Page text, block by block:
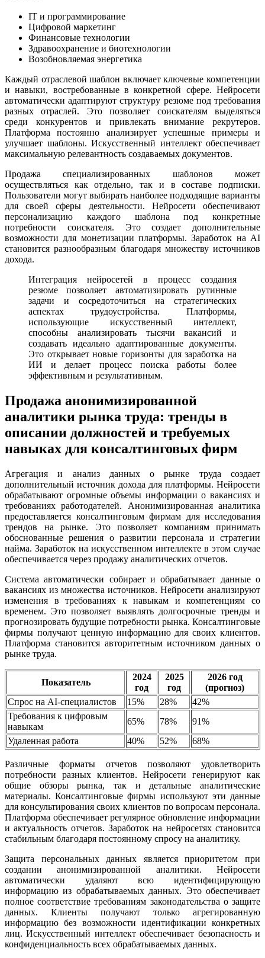
IT и программирование
Цифровой маркетинг
Финансовые технологии
Здравоохранение и биотехнологии
Возобновляемая энергетика
Каждый отраслевой шаблон включает ключевые компетенции
и навыки, востребованные в конкретной сфере. Нейросети
автоматически адаптируют структуру резюме под требования
разных отраслей. Это позволяет соискателям выделяться
среди конкурентов и привлекать внимание рекрутеров.
Платформа постоянно анализирует успешные примеры и
улучшает шаблоны. Искусственный интеллект обеспечивает
максимальную релевантность создаваемых документов.
Продажа специализированных шаблонов может
осуществляться как отдельно, так и в составе подписки.
Пользователи могут выбирать наиболее подходящие варианты
для своей сферы деятельности. Нейросети обеспечивают
персонализацию каждого шаблона под конкретные
потребности соискателя. Это создает дополнительные
возможности для монетизации платформы. Заработок на AI
становится разнообразным благодаря множеству источников
дохода.
Интеграция нейросетей в процесс создания
резюме позволяет автоматизировать рутинные
задачи и сосредоточиться на стратегических
аспектах трудоустройства. Платформы,
использующие искусственный интеллект,
способны анализировать тысячи вакансий и
создавать идеально адаптированные документы.
Это открывает новые горизонты для заработка на
ИИ и делает процесс поиска работы более
эффективным и результативным.
Продажа анонимизированной
аналитики рынка труда: тренды в
описании должностей и требуемых
навыках для консалтинговых фирм
Агрегация и анализ данных о рынке труда создает
дополнительный источник дохода для платформы. Нейросети
обрабатывают огромные объемы информации о вакансиях и
требованиях работодателей. Анонимизированная аналитика
предоставляется консалтинговым фирмам для исследования
трендов на рынке. Это позволяет компаниям принимать
обоснованные решения о развитии персонала и стратегии
найма. Заработок на искусственном интеллекте в этом случае
обеспечивается через продажу аналитических отчетов.
Система автоматически собирает и обрабатывает данные о
вакансиях из множества источников. Нейросети анализируют
изменения в требованиях к навыкам и компетенциям со
временем. Это позволяет выявлять долгосрочные тренды и
прогнозировать будущие потребности рынка. Консалтинговые
фирмы получают ценную информацию для своих клиентов.
Платформа становится авторитетным источником данных о
рынке труда.
Показатель
2024
год
2025
год
2026 год
(прогноз)
Спрос на AI-специалистов
15% 28%
42%
Требования к цифровым
навыкам
65% 78%
91%
Удаленная работа
40% 52% 68%
Различные форматы отчетов позволяют удовлетворить
потребности разных клиентов. Нейросети генерируют как
общие обзоры рынка, так и детальные аналитические
материалы. Консалтинговые фирмы используют эти данные
для консультирования своих клиентов по вопросам персонала.
Платформа обеспечивает регулярное обновление информации
и актуальность отчетов. Заработок на нейросетях становится
стабильным благодаря постоянному спросу на аналитику.
Защита персональных данных является приоритетом при
создании анонимизированной аналитики. Нейросети
автоматически удаляют всю идентифицирующую
информацию из обрабатываемых данных. Это обеспечивает
полное соответствие требованиям законодательства о защите
данных. Клиенты получают только агрегированную
информацию без возможности идентификации конкретных
лиц. Искусственный интеллект обеспечивает безопасность и
конфиденциальность всех обрабатываемых данных.